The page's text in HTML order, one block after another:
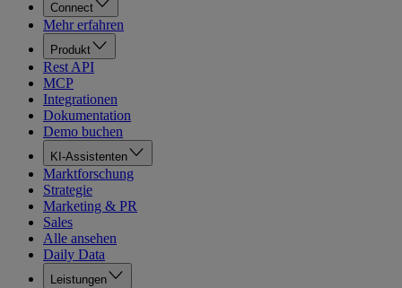
Connect
Mehr erfahren
Produkt
Rest API
MCP
Integrationen
Dokumentation
Demo buchen
KI-Assistenten
Marktforschung
Strategie
Marketing & PR
Sales
Alle ansehen
Daily Data
Leistungen